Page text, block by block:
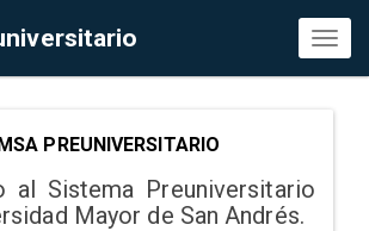
PREUNIVERSITARIO
al Sistema Preuniversitario
Mayor de San Andrés.